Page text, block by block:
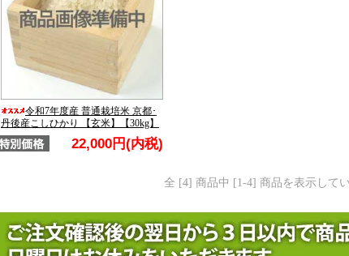
令和7年度産 普通栽培米 京都･
丹後産こしひかり 【玄米】【30kg】
22,000円(内税)
全 [4] 商品中 [1-4] 商品を表示して